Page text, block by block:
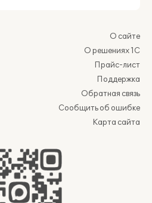
О сайте
О решениях 1С
Прайс-лист
Поддержка
Обратная связь
Сообщить об ошибке
Карта сайта